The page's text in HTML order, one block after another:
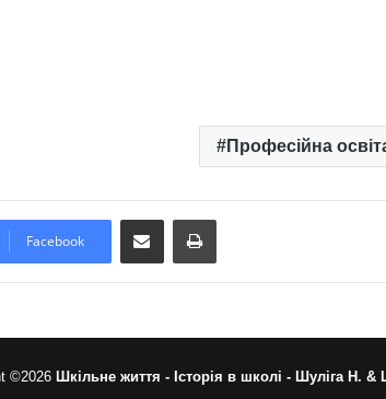
Професійна
Facebook
Надіслати електронною поштоюНадрукувати
©2026 Шкільне життя - Історія в школі - Шуліга Н. &